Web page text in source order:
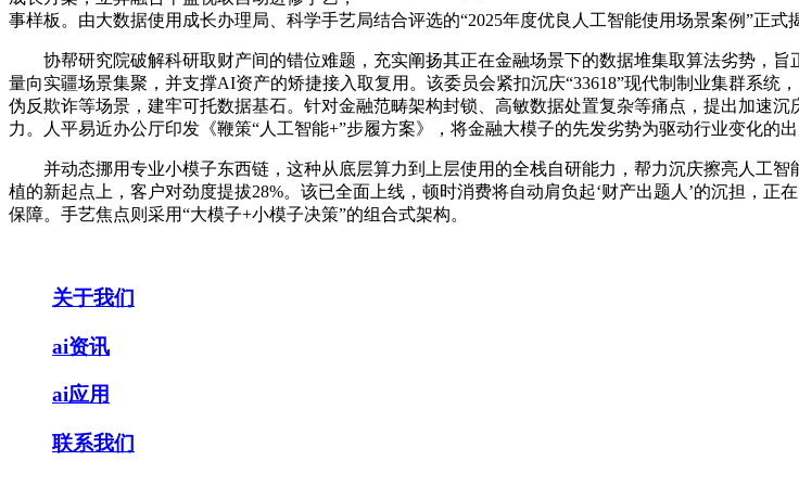
事样板。由大数据使用成长办理局、科学手艺局结合评选的“2025年度优良人工智能使用场景案例”正式
协帮研究院破解科研取财产间的错位难题，充实阐扬其正在金融场景下的数据堆集取算法劣势，旨
量向实疆场景集聚，并支撑AI资产的矫捷接入取复用。该委员会紧扣沉庆“33618”现代制制业集群系
伪反欺诈等场景，建牢可托数据基石。针对金融范畴架构封锁、高敏数据处置复杂等痛点，提出加速
力。人平易近办公厅印发《鞭策“人工智能+”步履方案》，将金融大模子的先发劣势为驱动行业变化的出
并动态挪用专业小模子东西链，这种从底层算力到上层使用的全栈自研能力，帮力沉庆擦亮人工智
植的新起点上，客户对劲度提拔28%。该已全面上线，顿时消费将自动肩负起‘财产出题人’的沉担，
保障。手艺焦点则采用“大模子+小模子决策”的组合式架构。
关于我们
ai资讯
ai应用
联系我们